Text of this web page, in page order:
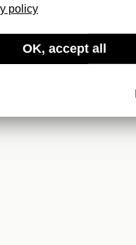
FORCE
policy
OK, accept all